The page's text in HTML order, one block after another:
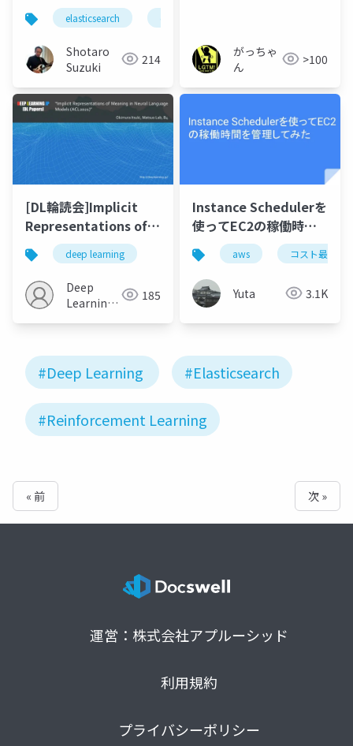
elasticsearch
Shotaro
Suzuki
214
がっちゃ
ん
>100
[DL輪読会]Implicit
Representations of
Meaning in Neural
Language Models
(ACL2021)
deep learning
Deep
Learning
185
Instance Schedulerを
使ってEC2の稼働時間
を管理してみた
aws コスト最適化
Yuta 3.1K
#Deep Learning #Elasticsearch
#Reinforcement Learning
« 前 次 »
運営：株式会社アプルーシッド
利用規約
プライバシーポリシー